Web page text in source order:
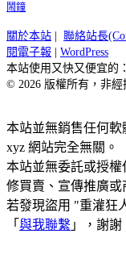
鬧鐘
關於本站 | 聯絡站長
閱電子報 | WordPress
本站使用又快又便宜的
© 2026 版權所有，非
本站並無銷售任何
xyz 網站完全無關。
本站並無委託或授
修買賣、宣傳推廣或
若發現盜用 "重灌狂
「 與我聯繫 」，謝謝